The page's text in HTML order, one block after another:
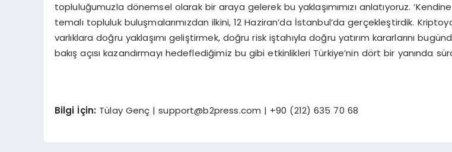
topluluğumuzla dönemsel olarak bir araya gelerek bu yaklaşımımızı anlatıyoruz. ‘Kendine
temalı topluluk buluşmalarımızdan ilkini, 12 Haziran’da İstanbul’da gerçekleştirdik.
varlıklara doğru yaklaşımı geliştirmek, doğru risk iştahıyla doğru yatırım kararlarını
bakış açısı kazandırmayı hedeflediğimiz bu gibi etkinlikleri Türkiye’nin dört bir yanında
Bilgi İçin: Tülay Genç |support@b2press.com | +90 (212) 635 70 68